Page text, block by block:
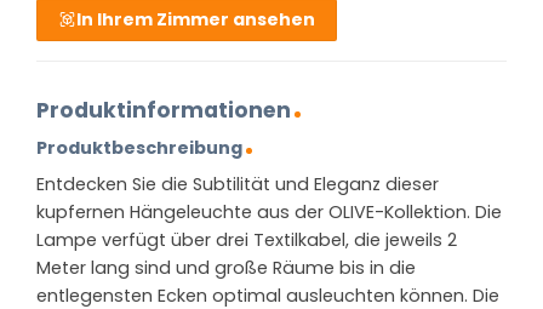
In Ihrem Zimmer ansehen
Produktinformationen
Produktbeschreibung
Entdecken Sie die Subtilität und Eleganz dieser
kupfernen Hängeleuchte aus der OLIVE-Kollektion. Die
Lampe verfügt über drei Textilkabel, die jeweils 2
Meter lang sind und große Räume bis in die
entlegensten Ecken optimal ausleuchten können. Die